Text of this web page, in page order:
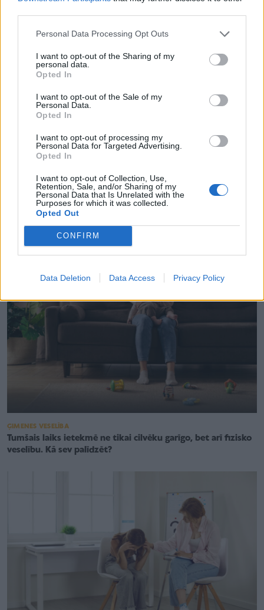
Personal Data Processing Opt Outs
I want to opt-out of the Sharing of my
personal data.
Opted In
I want to opt-out of the Sale of my
Personal Data.
Opted In
I want to opt-out of processing my
Personal Data for Targeted Advertising.
Opted In
I want to opt-out of Collection, Use,
Retention, Sale, and/or Sharing of my
Personal Data that Is Unrelated with the
Purposes for which it was collected.
Opted Out
CONFIRM
Data Deletion Data Access Privacy Policy
AKTUALITĀTES
Rīcībnespējīga persona pati varēs lemt par ķiruģiskās
kontracepcijas nepieciešamību
ĢIMENES VESELĪBA
Tumšais laiks ietekmē ne tikai cilvēku garīgo, bet arī fizisko
veselību. Kā sev palīdzēt?